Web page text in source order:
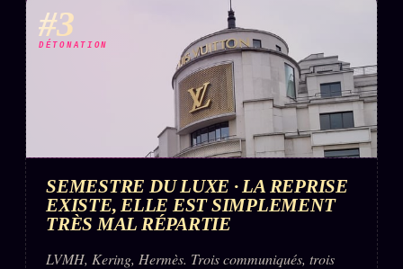
Mentions légales
llms.txt
#3
DÉTONATION
SEMESTRE DU LUXE · LA REPRISE
EXISTE, ELLE EST SIMPLEMENT
TRÈS MAL RÉPARTIE
LVMH, Kering, Hermès. Trois communiqués, trois